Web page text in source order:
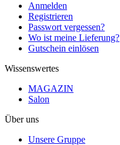
Anmelden
Registrieren
Passwort vergessen?
Wo ist meine Lieferung?
Gutschein einlösen
Wissenswertes
MAGAZIN
Salon
Über uns
Unsere Gruppe